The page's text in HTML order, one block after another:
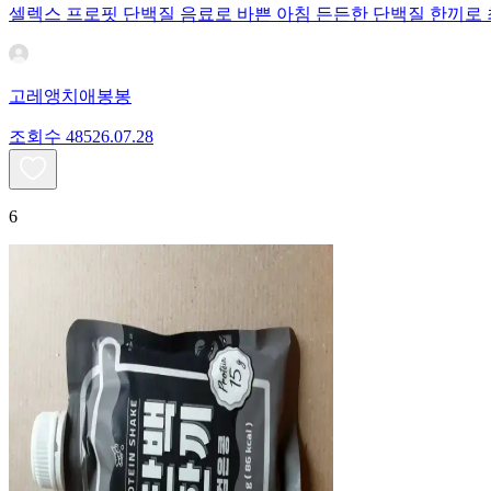
셀렉스 프로핏 단백질 음료로 바쁜 아침 든든한 단백질 한끼로
고레앵치애봉봉
조회수 48526.07.28
6